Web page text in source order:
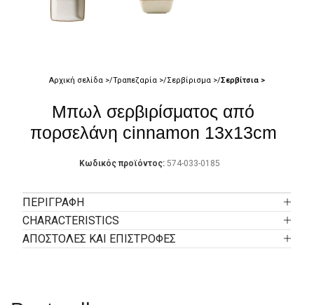
Αρχική σελίδα Τραπεζαρία Σερβίρισμα Σερβίτσια
Μπωλ σερβιρίσματος από
πορσελάνη cinnamon 13x13cm
Κωδικός προϊόντος: 574-033-0185
ΠΕΡΙΓΡΑΦΉ
CHARACTERISTICS
ΑΠΟΣΤΟΛΕΣ ΚΑΙ ΕΠΙΣΤΡΟΦΕΣ